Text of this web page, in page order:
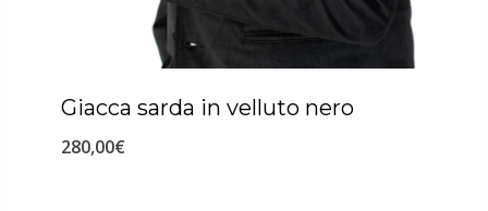
Giacca sarda in velluto nero
280,00€